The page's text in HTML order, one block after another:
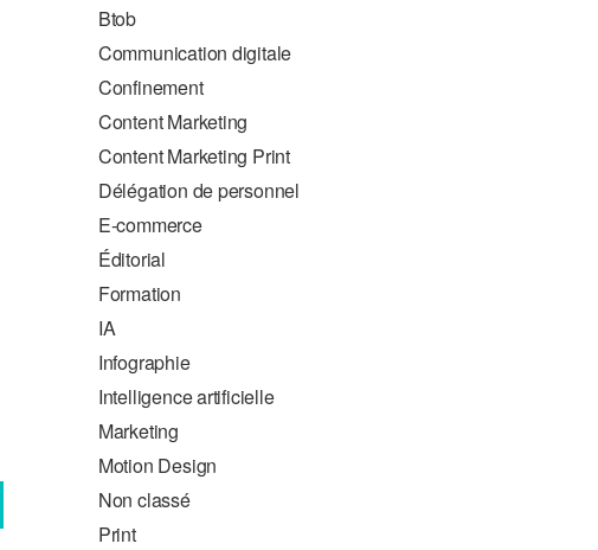
Btob
Communication digitale
Confinement
Content Marketing
Content Marketing Print
Délégation de personnel
E-commerce
Éditorial
Formation
IA
Infographie
Intelligence artificielle
Marketing
Motion Design
Non classé
Print